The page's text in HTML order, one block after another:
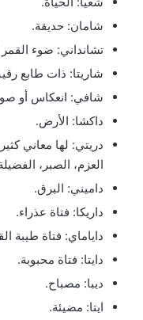
شامان: حديقة.
تشانداني: ضوء القمر
شاريتا: ذات طابع
شافي: انعكاس أو
داكشا: الأرض.
دريتي: لها معاني
العزم، الصبر،
داميني: البرق.
داريكا: فتاة عذراء.
داياماي: فتاة طيبة
دايتا: فتاة محبوبة.
ديبا: مصباح.
ايتا: مضيئة.